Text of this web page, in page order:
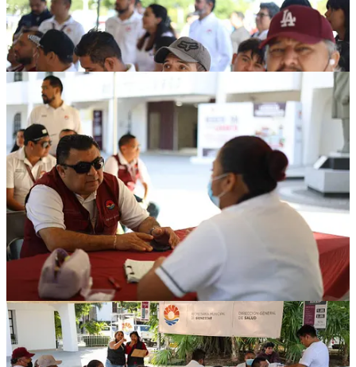
Compartir
Discusión sobre este post
Comentarios Restacks